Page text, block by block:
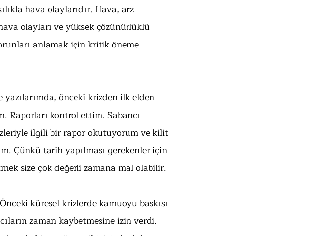
hava olaylarıdır. Hava, arz
olayları ve yüksek çözünürlüklü
anlamak için kritik öneme
yazılarımda, önceki krizden ilk elden
Raporları kontrol ettim. Sabancı
ilgili bir rapor okutuyorum ve kilit
Çünkü tarih yapılması gerekenler için
size çok değerli zamana mal olabilir.
Önceki küresel krizlerde kamuoyu baskısı
zaman kaybetmesine izin verdi.